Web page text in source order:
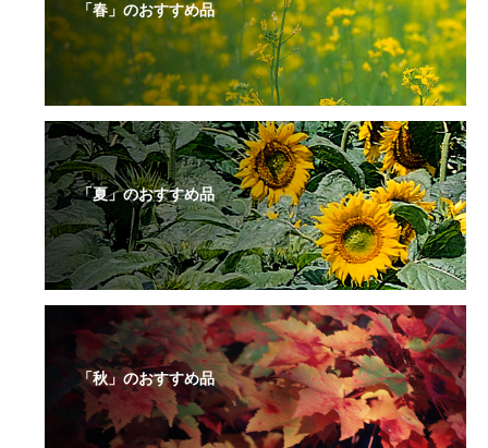
「春」のおすすめ品
「夏」のおすすめ品
「秋」のおすすめ品